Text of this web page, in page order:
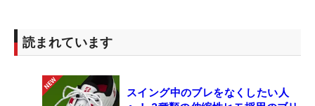
読まれています
スイング中のブレをなくしたい人